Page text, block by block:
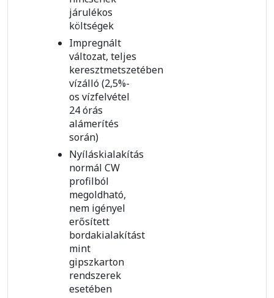
járulékos
költségek
Impregnált
változat, teljes
keresztmetszetében
vízálló (2,5%-
os vízfelvétel
24 órás
alámerítés
során)
Nyíláskialakítás
normál CW
profilból
megoldható,
nem igényel
erősített
bordakialakítást
mint
gipszkarton
rendszerek
esetében